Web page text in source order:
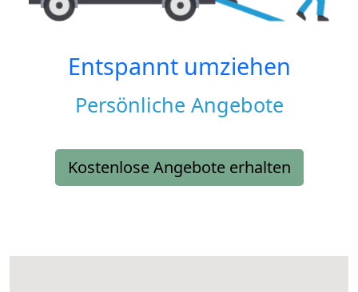
Entspannt umziehen
Persönliche Angebote
Kostenlose Angebote erhalten